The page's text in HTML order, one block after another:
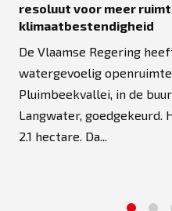
resoluut voor meer
klimaatbestendigheid
De Vlaamse Regering
watergevoelig
Pluimbeekvallei, in de
Langwater, goedgekeurd.
2.1 hectare. Da...